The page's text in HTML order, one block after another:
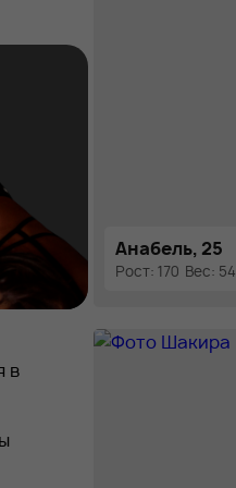
в
Анабель, 25
Рост: 170 Вес: 54